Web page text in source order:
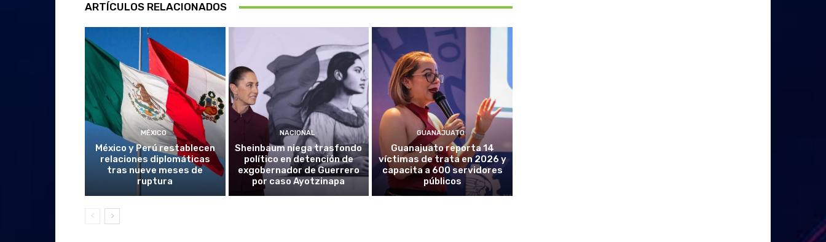
ARTÍCULOS RELACIONADOS
MÉXICO
México y Perú restablecen
relaciones diplomáticas
tras nueve meses de
ruptura
NACIONAL
Sheinbaum niega trasfondo
político en detención de
exgobernador de Guerrero
por caso Ayotzinapa
GUANAJUATO
Guanajuato reporta 14
víctimas de trata en 2026 y
capacita a 600 servidores
públicos